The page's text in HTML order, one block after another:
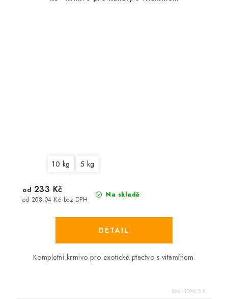
10 kg 5 kg
Na skladě
od 208,04 Kč bez DPH
od 233 Kč
Kompletní krmivo pro exotické ptactvo s vitamínem.
Kód: 1094/5 K